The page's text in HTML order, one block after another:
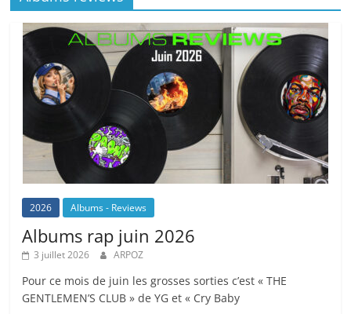
o
k
at p k
2026 Albums - Reviews
Albums rap juin 2026
3 juillet 2026 ARPOZ
Pour ce mois de juin les grosses sorties c’est « THE
GENTLEMEN’S CLUB » de YG et « Cry Baby